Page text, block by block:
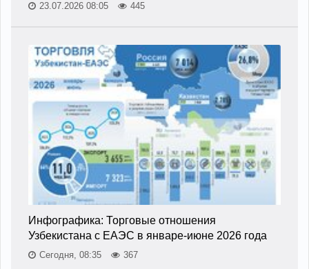
23.07.2026 08:05 445
Инфографика: Торговые отношения
Узбекистана с ЕАЭС в январе-июне 2026 года
Сегодня, 08:35 367